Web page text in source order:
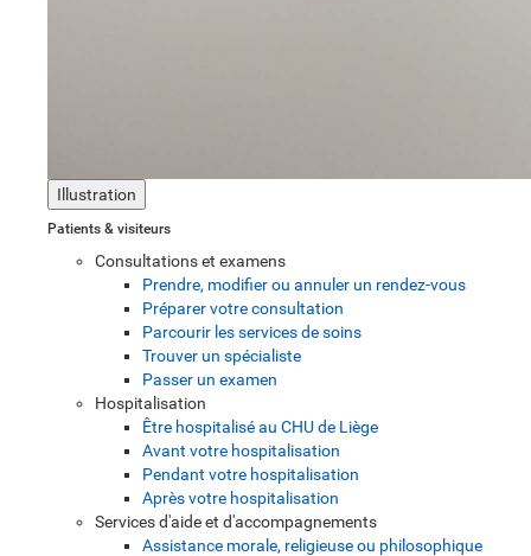
Illustration
Patients & visiteurs
Consultations et examens
Prendre, modifier ou annuler un rendez-vous
Préparer votre consultation
Parcourir les services de soins
Trouver un spécialiste
Passer un examen
Hospitalisation
Être hospitalisé au CHU de Liège
Avant votre hospitalisation
Pendant votre hospitalisation
Après votre hospitalisation
Services d'aide et d'accompagnements
Assistance morale, religieuse ou philosophique